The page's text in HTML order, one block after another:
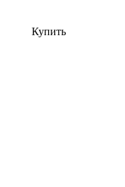
Купить